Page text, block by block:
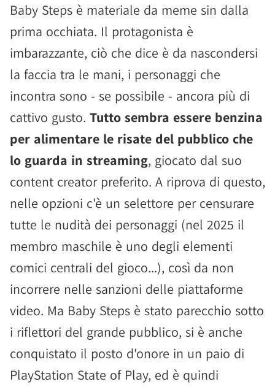
Baby Steps è materiale da meme sin dalla
prima occhiata. Il protagonista è
imbarazzante, ciò che dice è da nascondersi
la faccia tra le mani, i personaggi che
incontra sono - se possibile - ancora più di
cattivo gusto. Tutto sembra essere benzina
per alimentare le risate del pubblico che
lo guarda in streaming, giocato dal suo
content creator preferito. A riprova di questo,
nelle opzioni c'è un selettore per censurare
tutte le nudità dei personaggi (nel 2025 il
membro maschile è uno degli elementi
comici centrali del gioco...), così da non
incorrere nelle sanzioni delle piattaforme
video. Ma Baby Steps è stato parecchio sotto
i riflettori del grande pubblico, si è anche
conquistato il posto d'onore in un paio di
PlayStation State of Play, ed è quindi